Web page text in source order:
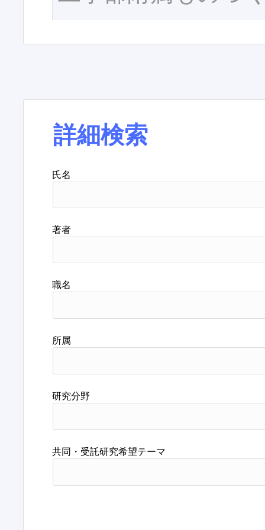
詳細検索
氏名
著者
職名
所属
研究分野
共同・受託研究希望テーマ